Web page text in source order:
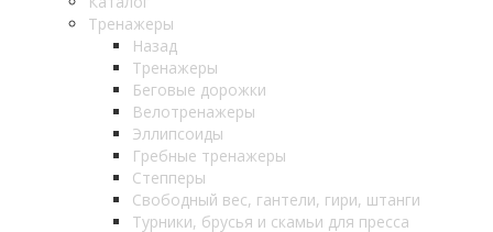
Тренажеры
Назад
Тренажеры
Беговые дорожки
Велотренажеры
Эллипсоиды
Гребные тренажеры
Степперы
Свободный вес, гантели, гири, штанги
Турники, брусья и скамьи для пресса